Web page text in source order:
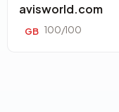
avisworld.com
GB 100/100